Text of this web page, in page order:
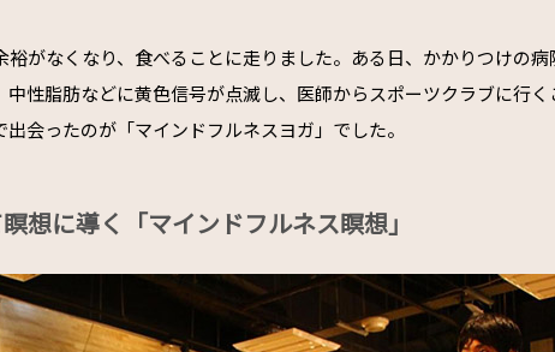
裕がなくなり、食べることに走りました。ある日、かかりつけの病
中性脂肪などに黄色信号が点滅し、医師からスポーツクラブに行く
会ったのが「マインドフルネスヨガ」でした。
想に導く「マインドフルネス瞑想」